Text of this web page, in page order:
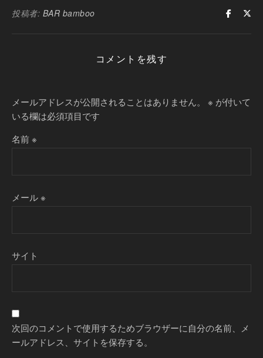
投稿者: BAR bamboo
コメントを残す
メールアドレスが公開されることはありません。 ※ が付いて
いる欄は必須項目です
名前※
メール※
サイト
次回のコメントで使用するためブラウザーに自分の名前、メ
ールアドレス、サイトを保存する。